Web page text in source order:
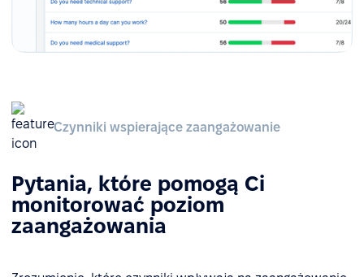
Czynniki wspierające zaangażowanie
Pytania, które pomogą Ci
monitorować poziom
zaangażowania